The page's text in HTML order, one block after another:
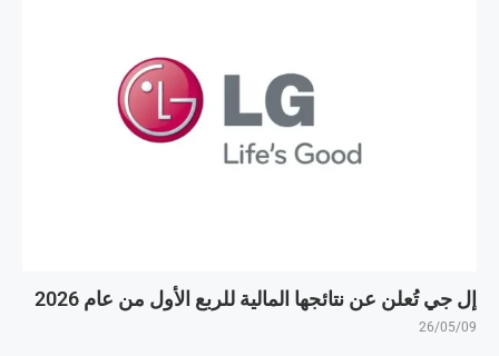
إل جي تُعلن عن نتائجها المالية للربع الأول من عام 2026
26/05/09